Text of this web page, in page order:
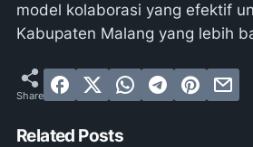
model kolaborasi yang efektif
Kabupaten Malang yang lebih
Related Posts